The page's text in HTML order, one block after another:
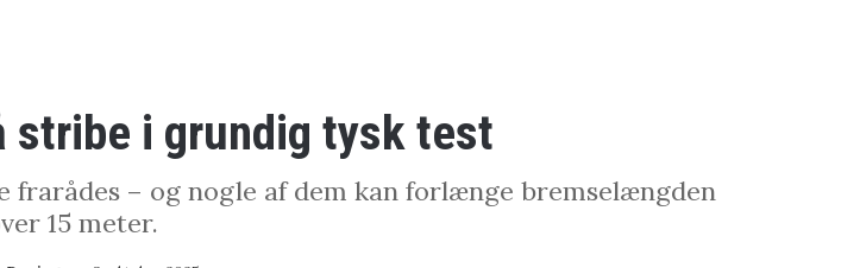
i grundig tysk test
– og nogle af dem kan forlænge bremselængden
15 meter.